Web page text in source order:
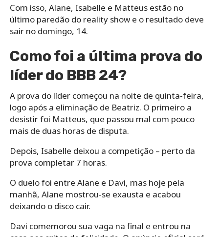
Com isso, Alane, Isabelle e Matteus estão no
último paredão do reality show e o resultado deve
sair no domingo, 14.
Como foi a última prova do
líder do BBB 24?
A prova do líder começou na noite de quinta-feira,
logo após a eliminação de Beatriz. O primeiro a
desistir foi Matteus, que passou mal com pouco
mais de duas horas de disputa.
Depois, Isabelle deixou a competição – perto da
prova completar 7 horas.
O duelo foi entre Alane e Davi, mas hoje pela
manhã, Alane mostrou-se exausta e acabou
deixando o disco cair.
Davi comemorou sua vaga na final e entrou na